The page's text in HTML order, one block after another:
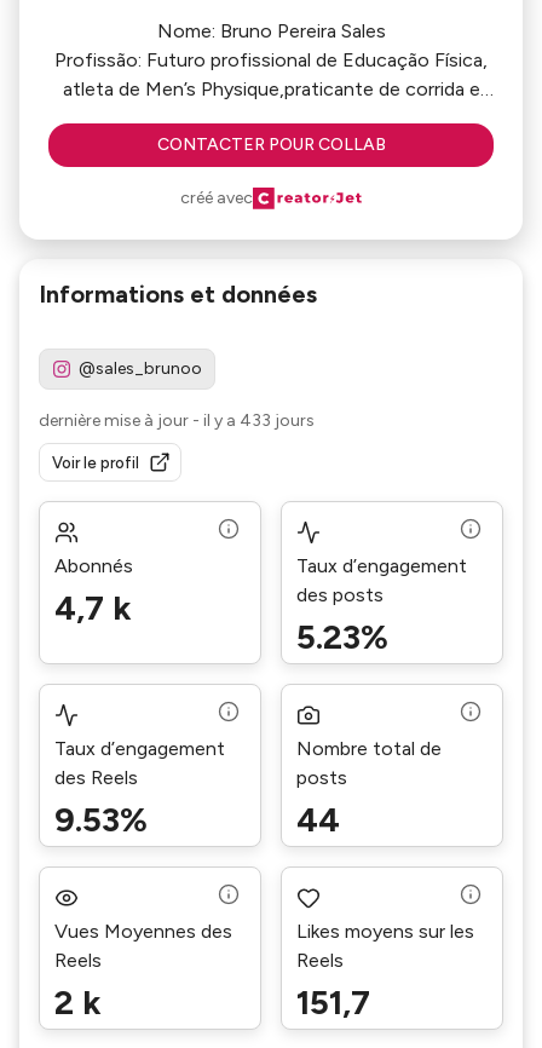
Nome: Bruno Pereira Sales
Profissão: Futuro profissional de Educação Física,
atleta de Men’s Physique,praticante de corrida e
natação
Breve descrição: Apaixonado por fitness, saúde e
mesmo e ajudar outros a fazerem o mesmo.
Objetivos e Valores
Inspirar e motivar pessoas através do esporte e da
Buscar crescimento profissional na área de saúde e
Telefone: 61995751573
CONTACTER POUR COLLAB
créé avec
Informations et données
@sales_brunoo
dernière mise à jour - il y a 433 jours
Voir le profil
Abonnés
4,7 k
Taux d’engagement
des posts
5.23%
Taux d’engagement
des Reels
9.53%
Nombre total de
posts
44
Vues Moyennes des
Reels
2 k
Likes moyens sur les
Reels
151,7